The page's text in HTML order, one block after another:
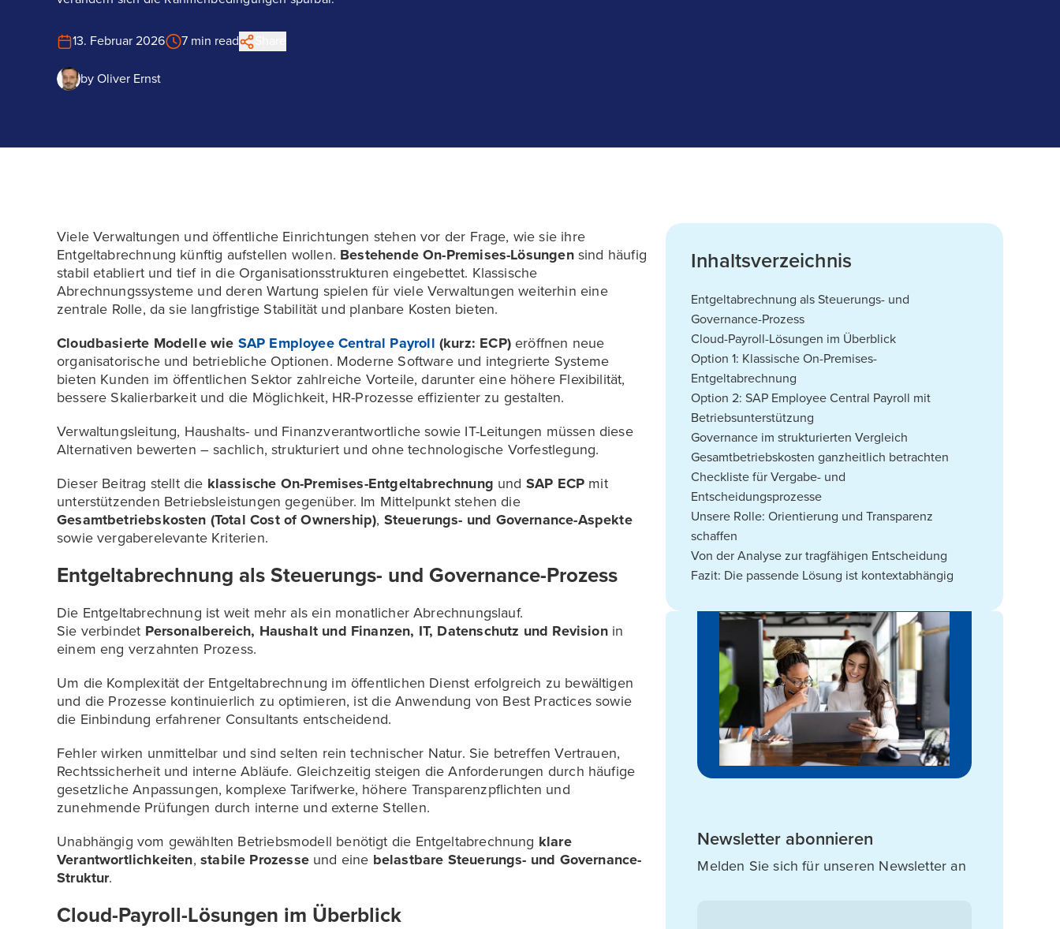
13. Februar 2026 7 min read
by Oliver Ernst
Viele Verwaltungen und öffentliche Einrichtungen stehen vor der Frage, wie sie ihre
Entgeltabrechnung künftig aufstellen wollen. Bestehende On-Premises-Lösungensind häufig
stabil etabliert und tief in die Organisationsstrukturen eingebettet. Klassische
Abrechnungssysteme und deren Wartung spielen für viele Verwaltungen weiterhin eine
zentrale Rolle, da sie langfristige Stabilität und planbare Kosten bieten.
Cloudbasierte Modelle wie SAP Employee Central Payroll (kurz: ECP)eröffnen neue
organisatorische und betriebliche Optionen. Moderne Software und integrierte Systeme
bieten Kunden im öffentlichen Sektor zahlreiche Vorteile, darunter eine höhere Flexibilität,
bessere Skalierbarkeit und die Möglichkeit, HR-Prozesse effizienter zu gestalten.
Verwaltungsleitung, Haushalts- und Finanzverantwortliche sowie IT-Leitungen müssen diese
Alternativen bewerten – sachlich, strukturiert und ohne technologische Vorfestlegung.
Dieser Beitrag stellt die klassische On-Premises-Entgeltabrechnung und SAP ECP mit
unterstützenden Betriebsleistungen gegenüber. Im Mittelpunkt stehen die
Gesamtbetriebskosten (Total Cost of Ownership), Steuerungs- und Governance-Aspekte
sowie vergaberelevante Kriterien.
Entgeltabrechnung als Steuerungs- und Governance-Prozess
Die Entgeltabrechnung ist weit mehr als ein monatlicher Abrechnungslauf.
Sie verbindet Personalbereich, Haushalt und Finanzen, IT, Datenschutz und Revisionin
einem eng verzahnten Prozess.
Um die Komplexität der Entgeltabrechnung im öffentlichen Dienst erfolgreich zu bewältigen
und die Prozesse kontinuierlich zu optimieren, ist die Anwendung von Best Practices sowie
die Einbindung erfahrener Consultants entscheidend.
Fehler wirken unmittelbar und sind selten rein technischer Natur. Sie betreffen Vertrauen,
Rechtssicherheit und interne Abläufe. Gleichzeitig steigen die Anforderungen durch häufige
gesetzliche Anpassungen, komplexe Tarifwerke, höhere Transparenzpflichten und
zunehmende Prüfungen durch interne und externe Stellen.
Unabhängig vom gewählten Betriebsmodell benötigt die Entgeltabrechnung klare
Verantwortlichkeiten, stabile Prozesseund eine belastbare Steuerungs- und Governance-
Struktur.
Cloud-Payroll-Lösungen im Überblick
Inhaltsverzeichnis
Entgeltabrechnung als Steuerungs- und
Governance-Prozess
Cloud-Payroll-Lösungen im Überblick
Option 1: Klassische On-Premises-
Entgeltabrechnung
Option 2: SAP Employee Central Payroll mit
Betriebsunterstützung
Governance im strukturierten Vergleich
Gesamtbetriebskosten ganzheitlich betrachten
Checkliste für Vergabe- und
Entscheidungsprozesse
Unsere Rolle: Orientierung und Transparenz
schaffen
Von der Analyse zur tragfähigen Entscheidung
Fazit: Die passende Lösung ist kontextabhängig
Newsletter abonnieren
Melden Sie sich für unseren Newsletter an